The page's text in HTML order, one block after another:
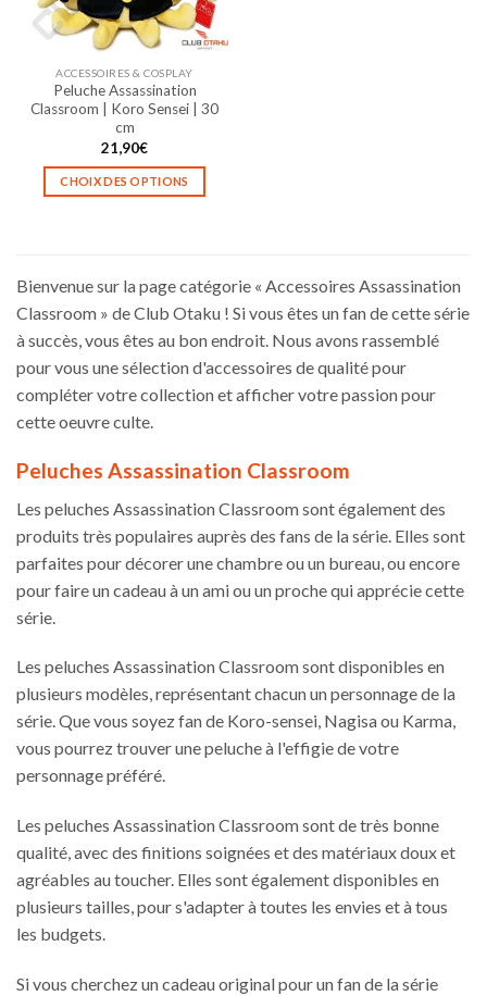
choisies
sur
page
produit
ACCESSOIRES & COSPLAY
Peluche Assassination
Classroom | Koro Sensei | 30
cm
21,90€
CHOIX DES OPTIONS
variations.
Les
options
peuvent
être
page
du
Bienvenue sur la page catégorie « Accessoires Assassination
Classroom » de Club Otaku ! Si vous êtes un fan de cette série
à succès, vous êtes au bon endroit. Nous avons rassemblé
pour vous une sélection d'accessoires de qualité pour
compléter votre collection et afficher votre passion pour
cette oeuvre culte.
Peluches Assassination Classroom
Les peluches Assassination Classroom sont également des
produits très populaires auprès des fans de la série. Elles sont
parfaites pour décorer une chambre ou un bureau, ou encore
pour faire un cadeau à un ami ou un proche qui apprécie cette
série.
Les peluches Assassination Classroom sont disponibles en
plusieurs modèles, représentant chacun un personnage de la
série. Que vous soyez fan de Koro-sensei, Nagisa ou Karma,
vous pourrez trouver une peluche à l'effigie de votre
personnage préféré.
Les peluches Assassination Classroom sont de très bonne
qualité, avec des finitions soignées et des matériaux doux et
agréables au toucher. Elles sont également disponibles en
plusieurs tailles, pour s'adapter à toutes les envies et à tous
les budgets.
Si vous cherchez un cadeau original pour un fan de la série